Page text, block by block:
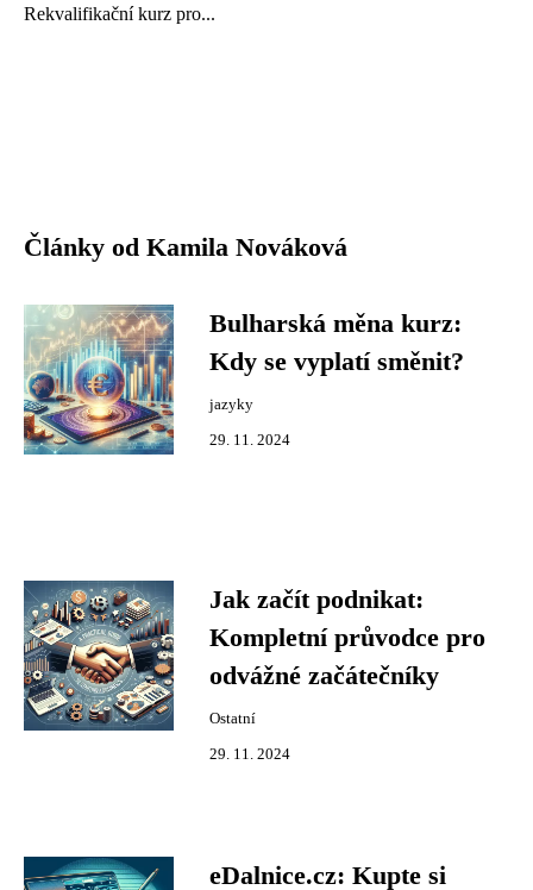
Rekvalifikační kurz pro...
Články od Kamila Nováková
Bulharská měna kurz:
Kdy se vyplatí směnit?
jazyky
29. 11. 2024
Jak začít podnikat:
Kompletní průvodce pro
odvážné začátečníky
Ostatní
29. 11. 2024
eDalnice.cz: Kupte si